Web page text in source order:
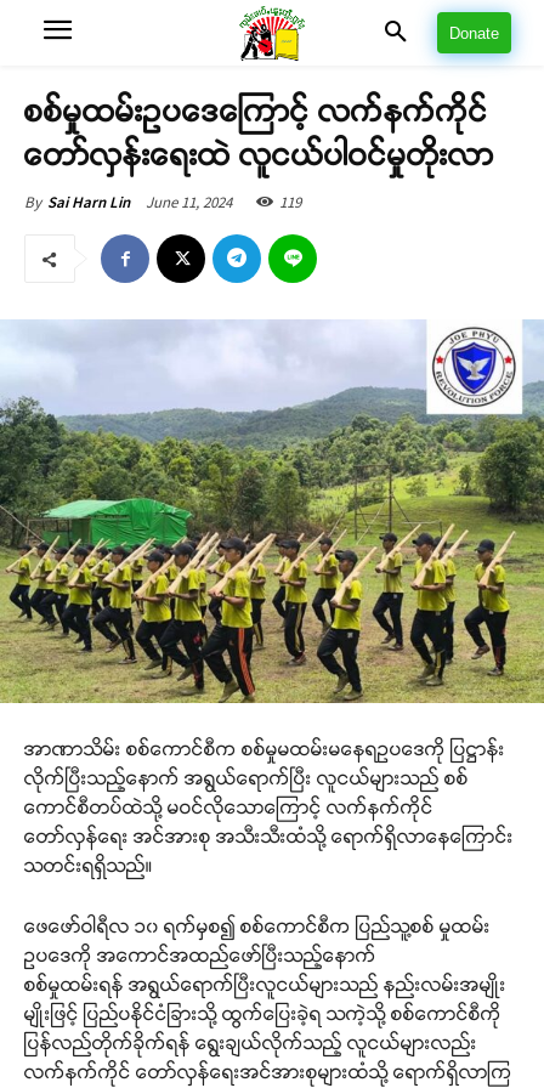
Donate
စစ်မှုထမ်းဥပဒေကြောင့် လက်နက်ကိုင်
တော်လှန်းရေးထဲ လူငယ်ပါဝင်မှုတိုးလာ
By Sai Harn Lin June 11, 2024 119
အာဏာသိမ်း စစ်ကောင်စီက စစ်မှုမထမ်းမနေရဥပဒေကို ပြဋ္ဌာန်း
လိုက်ပြီးသည့်နောက် အရွယ်ရောက်ပြီး လူငယ်များသည် စစ်
ကောင်စီတပ်ထဲသို့ မဝင်လိုသောကြောင့် လက်နက်ကိုင်
တော်လှန်ရေး အင်အားစု အသီးသီးထံသို့ ရောက်ရှိလာနေကြောင်း
သတင်းရရှိသည်။
ဖေဖော်ဝါရီလ ၁၀ ရက်မှစ၍ စစ်ကောင်စီက ပြည်သူ့စစ် မှုထမ်း
ဥပဒေကို အကောင်အထည်ဖော်ပြီးသည့်နောက်
စစ်မှုထမ်းရန် အရွယ်ရောက်ပြီးလူငယ်များသည် နည်းလမ်းအမျိုး
မျိုးဖြင့် ပြည်ပနိုင်ငံခြားသို့ ထွက်ပြေးခဲ့ရ သကဲ့သို့ စစ်ကောင်စီကို
ပြန်လည်တိုက်ခိုက်ရန် ရွေးချယ်လိုက်သည့် လူငယ်များလည်း
လက်နက်ကိုင် တော်လှန်ရေးအင်အားစုများထံသို့ ရောက်ရှိလာကြ